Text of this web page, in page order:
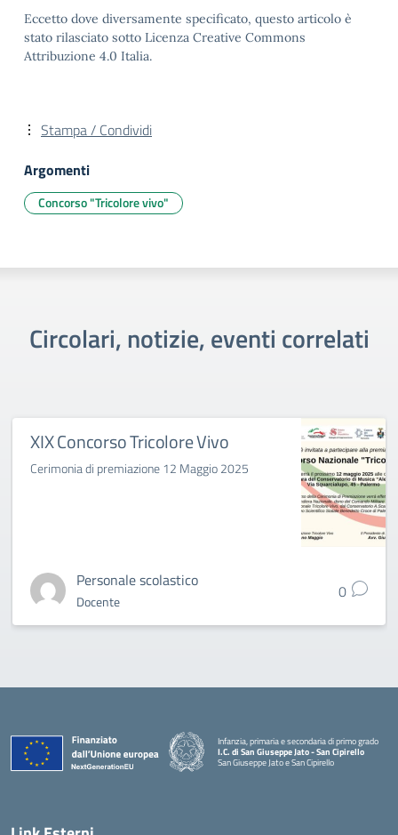
Eccetto dove diversamente specificato, questo articolo è
stato rilasciato sotto Licenza Creative Commons
Attribuzione 4.0 Italia.
Stampa / Condividi
Argomenti
Concorso "Tricolore vivo"
Circolari, notizie, eventi correlati
XIX Concorso Tricolore Vivo
Cerimonia di premiazione 12 Maggio 2025
Personale scolastico
Docente 0
Infanzia, primaria e secondaria di primo grado
I.C. di San Giuseppe Jato - San Cipirello
San Giuseppe Jato e San Cipirello